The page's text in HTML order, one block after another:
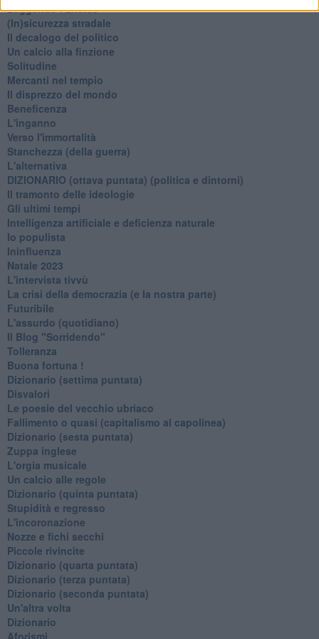
Leggendo l'Eneide
​(In)sicurezza stradale
Il decalogo del politico
Un calcio alla finzione
Solitudine
Mercanti nel tempio
Il disprezzo del mondo
Beneficenza
L'inganno
Verso l'immortalità
Stanchezza (della guerra)
L'alternativa
​DIZIONARIO (ottava puntata) (politica e dintorni)
Il tramonto delle ideologie
Gli ultimi tempi
Intelligenza artificiale e deficienza naturale
Io populista
Ininfluenza
Natale 2023
L'intervista tivvù
La crisi della democrazia (e la nostra parte)
Futuribile
L'assurdo (quotidiano)
Il Blog "Sorridendo"
Tolleranza
Buona fortuna !
​Dizionario (settima puntata)
Disvalori
Le poesie del vecchio ubriaco
Fallimento o quasi (capitalismo al capolinea)
Dizionario (sesta puntata)
Zuppa inglese
L'orgia musicale
Un calcio alle regole
Dizionario (quinta puntata)
Stupidità e regresso
L'incoronazione
Nozze e fichi secchi
Piccole rivincite
​Dizionario (quarta puntata)
​Dizionario (terza puntata)
​Dizionario (seconda puntata)
Un'altra volta
Dizionario
Aforismi